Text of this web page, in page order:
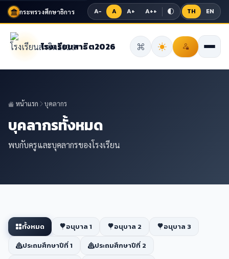
กระทรวงศึกษาธิการ A− A A+ A++ TH EN
โรงเรียนสาธิต2026
หน้าแรก บุคลากร
บุคลากรทั้งหมด
พบกับครูและบุคลากรของโรงเรียน
ทั้งหมด อนุบาล 1 อนุบาล 2
อนุบาล 3
ประถมศึกษาปีที่ 1
ประถมศึกษาปีที่ 2